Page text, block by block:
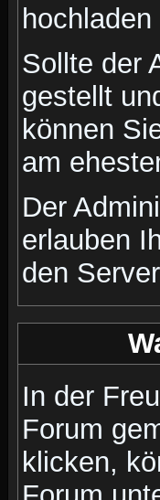
Sollte der
gestellt
können
am
Der
erlauben
den
In der
Forum
klicken,